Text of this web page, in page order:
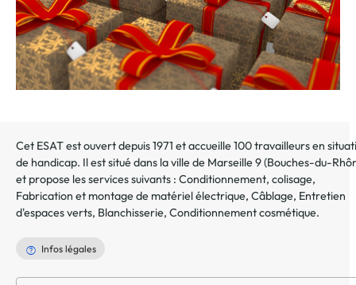
Cet ESAT est ouvert depuis 1971 et accueille 100 travailleurs en
de handicap. Il est situé dans la ville de Marseille 9(Bouches-du-
et propose les services suivants : Conditionnement, colisage,
Fabrication et montage de matériel électrique, Câblage, Entretien
d'espaces verts, Blanchisserie, Conditionnement cosmétique.
Infos légales